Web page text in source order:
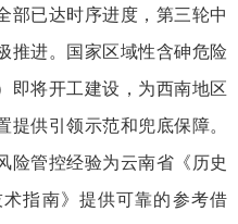
部已达时序进度，第三轮中
推进。国家区域性含砷危险
即将开工建设，为西南地区
提供引领示范和兜底保障。
险管控经验为云南省《历史
指南》提供可靠的参考借